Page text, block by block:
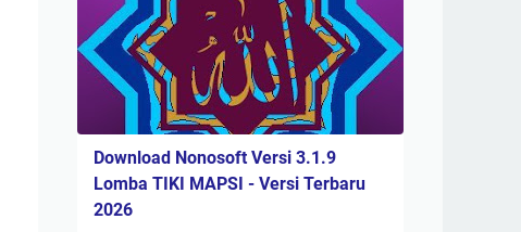
Download Nonosoft Versi 3.1.9
Lomba TIKI MAPSI - Versi Terbaru
2026